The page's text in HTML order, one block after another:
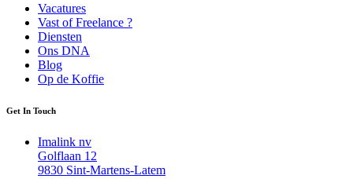
Vacatures
Vast of Freelance ?
Diensten
Ons DNA
Blog
Op de Koffie
Get In Touch
Imalink nv
Golflaan 12
9830 Sint-Martens-Latem